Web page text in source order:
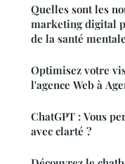
Quelles sont les
marketing digital
de la santé
Optimisez votre
l'agence Web à
ChatGPT : Vous
avec clarté ?